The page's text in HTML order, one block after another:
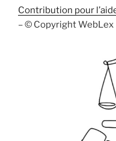
Contribution pour
– © Copyright WebLex